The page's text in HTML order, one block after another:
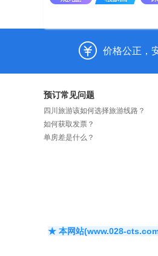
沙湖-喀拉库勒湖-盘龙古道-
价格公正，
预订常见问题
四川旅游该如何选择旅游线路？
如何获取发票？
单房差是什么？
★ 本网站(www.028-